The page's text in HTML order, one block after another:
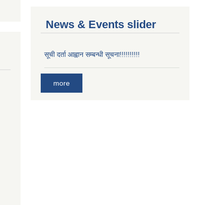
News & Events slider
सूची दर्ता आह्वान सम्बन्धी सूचना!!!!!!!!!!
more